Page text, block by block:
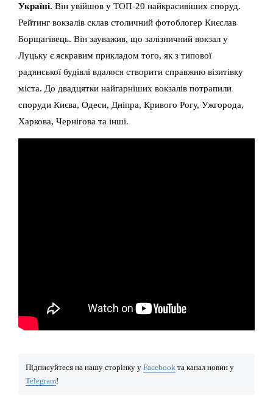
Україні. Він увійшов у ТОП-20 найкрасивіших споруд.
Рейтинг вокзалів склав столичний фотоблогер Києслав
Борщагівець. Він зауважив, що залізничний вокзал у
Луцьку є яскравим прикладом того, як з типової
радянської будівлі вдалося створити справжню візитівку
міста. До двадцятки найгарніших вокзалів потрапили
споруди Києва, Одеси, Дніпра, Кривого Рогу, Ужгорода,
Харкова, Чернігова та інші.
Підписуйтеся на нашу сторінку у Facebook та канал новин у
Telegram!